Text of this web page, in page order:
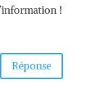
!
Réponse